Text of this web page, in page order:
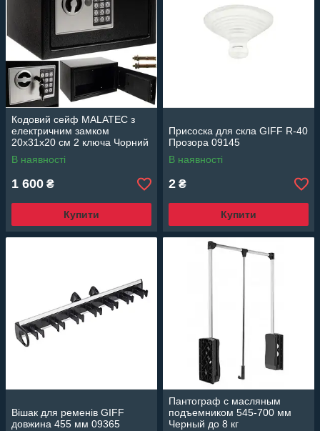
Кодовий сейф MALATEC з
електричним замком
20x31x20 см 2 ключа Чорний
В наявності
1 600 ₴
Купити
Присоска для скла GIFF R-40
Прозора 09145
В наявності
2 ₴
Купити
Вішак для ременів GIFF
довжина 455 мм 09365
Пантограф с масляным
подъемником 545-700 мм
Черный до 8 кг